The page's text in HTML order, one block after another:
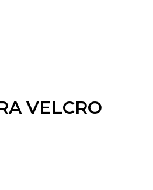
VELCRO